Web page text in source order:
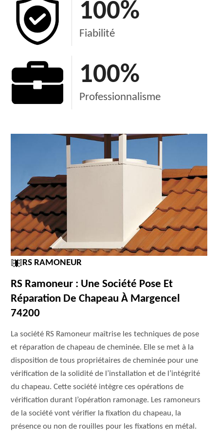
100%
Fiabilité
100%
Professionnalisme
RS RAMONEUR
RS Ramoneur : Une Société Pose Et
Réparation De Chapeau À Margencel
74200
La société RS Ramoneur maîtrise les techniques de pose
et réparation de chapeau de cheminée. Elle se met à la
disposition de tous propriétaires de cheminée pour une
vérification de la solidité de l’installation et de l’intégrité
du chapeau. Cette société intègre ces opérations de
vérification durant l’opération ramonage. Les ramoneurs
de la société vont vérifier la fixation du chapeau, la
présence ou non de rouilles pour les fixations en métal.